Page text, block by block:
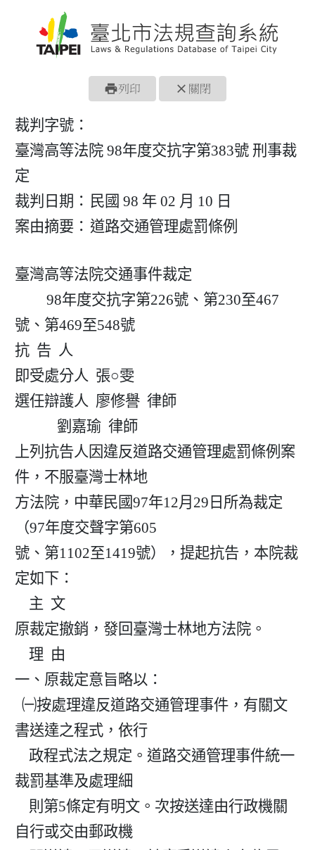
print列印 close 關閉
裁判字號：
臺灣高等法院 98年度交抗字第383號 刑事裁
定
裁判日期： 民國 98 年 02 月 10 日
案由摘要： 道路交通管理處罰條例
臺灣高等法院交通事件裁定
         98年度交抗字第226號、第230至467
號、第469至548號
抗  告  人
即受處分人  張○雯
選任辯護人  廖修譽  律師
上列抗告人因違反道路交通管理處罰條例案
件，不服臺灣士林地
方法院，中華民國97年12月29日所為裁定
（97年度交聲字第605
號、第1102至1419號），提起抗告，本院裁
定如下：
原裁定撤銷，發回臺灣士林地方法院。
    理  由
一、原裁定意旨略以：
  ㈠按處理違反道路交通管理事件，有關文
書送達之程式，依行
    政程式法之規定。道路交通管理事件統一
裁罰基準及處理細
自行或交由郵政機